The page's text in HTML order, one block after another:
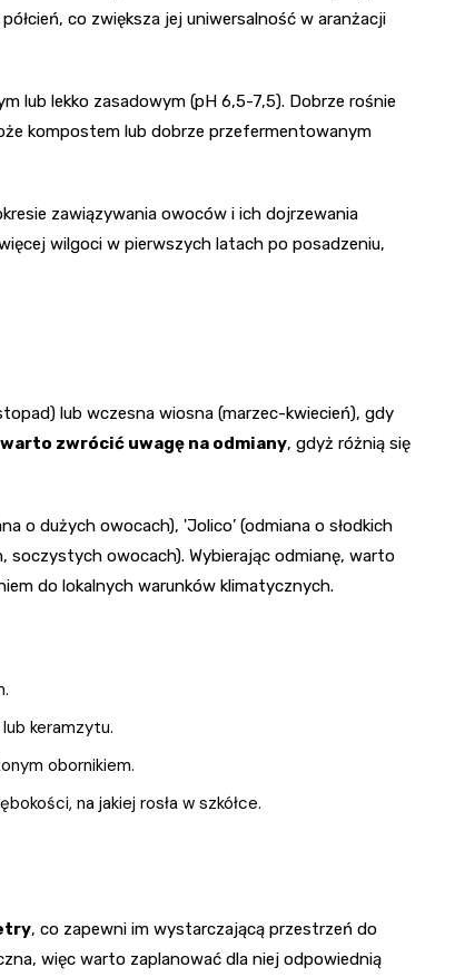
co zwiększa jej uniwersalność w aranżacji
lub lekko zasadowym (pH 6,5-7,5). Dobrze rośnie
kompostem lub dobrze przefermentowanym
zawiązywania owoców i ich dojrzewania
wilgoci w pierwszych latach po posadzeniu,
lub wczesna wiosna (marzec-kwiecień), gdy
zwrócić uwagę na odmiany, gdyż różnią się
o dużych owocach), 'Jolico’ (odmiana o słodkich
soczystych owocach). Wybierając odmianę, warto
do lokalnych warunków klimatycznych.
keramzytu.
obornikiem.
na jakiej rosła w szkółce.
, co zapewni im wystarczającą przestrzeń do
więc warto zaplanować dla niej odpowiednią